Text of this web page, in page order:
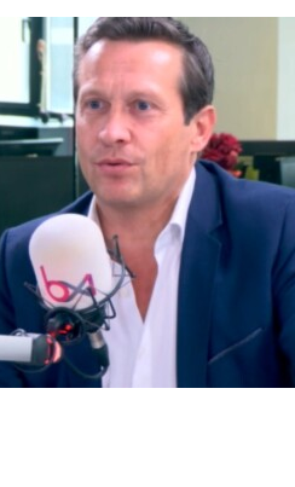
"Adoptions illégales : “Le